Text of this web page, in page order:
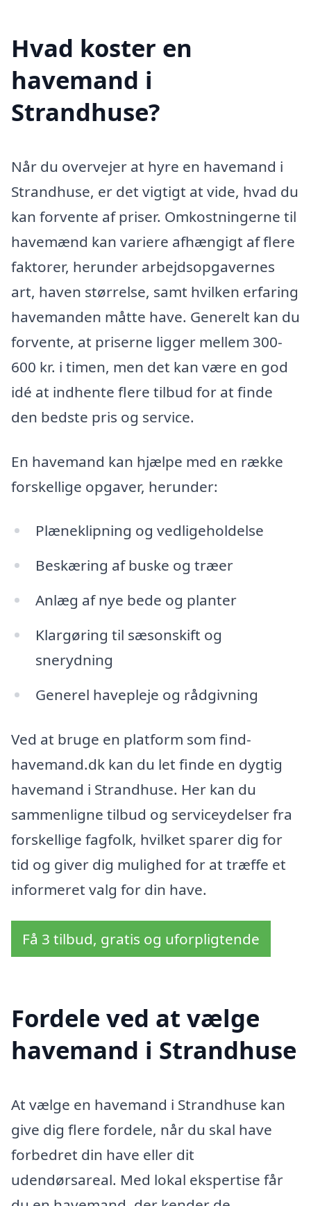
Hvad koster en
havemand i
Strandhuse?
Når du overvejer at hyre en havemand i
Strandhuse, er det vigtigt at vide, hvad du
kan forvente af priser. Omkostningerne til
havemænd kan variere afhængigt af flere
faktorer, herunder arbejdsopgavernes
art, haven størrelse, samt hvilken erfaring
havemanden måtte have. Generelt kan du
forvente, at priserne ligger mellem 300-
600 kr. i timen, men det kan være en god
idé at indhente flere tilbud for at finde
den bedste pris og service.
En havemand kan hjælpe med en række
forskellige opgaver, herunder:
Plæneklipning og vedligeholdelse
Beskæring af buske og træer
Anlæg af nye bede og planter
Klargøring til sæsonskift og
snerydning
Generel havepleje og rådgivning
Ved at bruge en platform som find-
havemand.dk kan du let finde en dygtig
havemand i Strandhuse. Her kan du
sammenligne tilbud og serviceydelser fra
forskellige fagfolk, hvilket sparer dig for
tid og giver dig mulighed for at træffe et
informeret valg for din have.
Få 3 tilbud, gratis og uforpligtende
Fordele ved at vælge
havemand i Strandhuse
At vælge en havemand i Strandhuse kan
give dig flere fordele, når du skal have
forbedret din have eller dit
udendørsareal. Med lokal ekspertise får